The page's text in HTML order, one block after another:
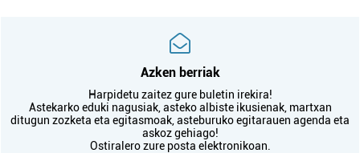
Azken berriak
Harpidetu zaitez gure buletin irekira!
Astekarko eduki nagusiak, asteko albiste ikusienak, martxan
ditugun zozketa eta egitasmoak, asteburuko egitarauen agenda eta
askoz gehiago!
Ostiralero zure posta elektronikoan.